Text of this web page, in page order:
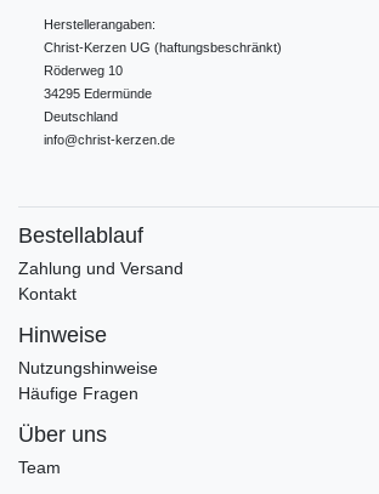
Herstellerangaben:
Christ-Kerzen UG (haftungsbeschränkt)
Röderweg 10
34295 Edermünde
Deutschland
info@christ-kerzen.de
Bestellablauf
Zahlung und Versand
Kontakt
Hinweise
Nutzungshinweise
Häufige Fragen
Über uns
Team